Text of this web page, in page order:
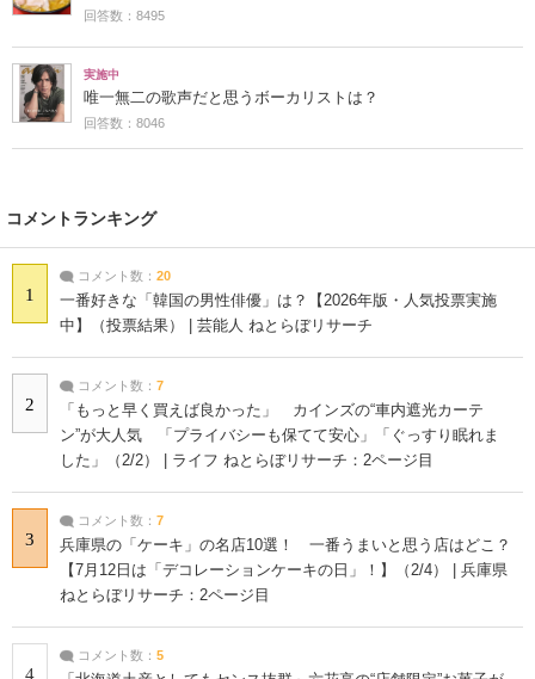
回答数：8495
実施中
唯一無二の歌声だと思うボーカリストは？
回答数：8046
コメントランキング
1
コメント数： 20
一番好きな「韓国の男性俳優」は？【2026年版・人気投票実施
中】（投票結果） | 芸能人 ねとらぼリサーチ
2
コメント数： 7
「もっと早く買えば良かった」 カインズの“車内遮光カーテ
ン”が大人気 「プライバシーも保てて安心」「ぐっすり眠れま
した」（2/2） | ライフ ねとらぼリサーチ：2ページ目
3
コメント数： 7
兵庫県の「ケーキ」の名店10選！ 一番うまいと思う店はどこ？
【7月12日は「デコレーションケーキの日」！】（2/4） | 兵庫県
ねとらぼリサーチ：2ページ目
4
コメント数： 5